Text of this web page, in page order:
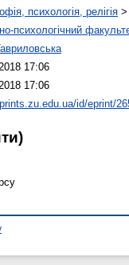
психологія, релігія >
психологічний
17:06
17:06
id/eprint/